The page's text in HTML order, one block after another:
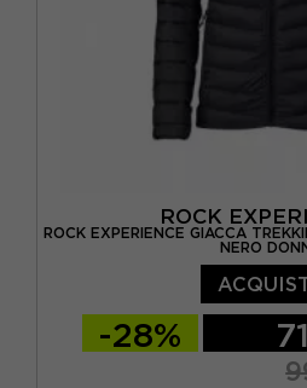
ROCK
ROCK EXPERIENCE GIACCA
NERO
-28%